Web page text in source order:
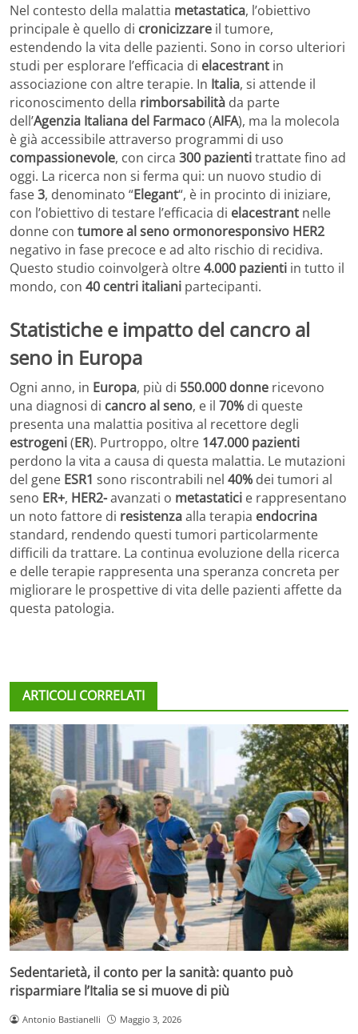
Nel contesto della malattia metastatica, l’obiettivo
principale è quello di cronicizzare il tumore,
estendendo la vita delle pazienti. Sono in corso ulteriori
studi per esplorare l’efficacia di elacestrant in
associazione con altre terapie. In Italia, si attende il
riconoscimento della rimborsabilità da parte
dell’Agenzia Italiana del Farmaco(AIFA), ma la molecola
è già accessibile attraverso programmi di uso
compassionevole, con circa 300 pazientitrattate fino ad
oggi. La ricerca non si ferma qui: un nuovo studio di
fase3, denominato “Elegant“, è in procinto di iniziare,
con l’obiettivo di testare l’efficacia di elacestrant nelle
donne con tumore al seno ormonoresponsivo HER2
negativo in fase precoce e ad alto rischio di recidiva.
Questo studio coinvolgerà oltre4.000 pazienti in tutto il
mondo, con 40 centri italiani partecipanti.
Statistiche e impatto del cancro al
seno in Europa
Ogni anno, in Europa, più di 550.000 donne ricevono
una diagnosi di cancro al seno, e il 70% di queste
presenta una malattia positiva al recettore degli
estrogeni(ER). Purtroppo, oltre 147.000 pazienti
perdono la vita a causa di questa malattia. Le mutazioni
del gene ESR1 sono riscontrabili nel 40% dei tumori al
seno ER+, HER2-avanzati o metastatici e rappresentano
un noto fattore di resistenzaalla terapia endocrina
standard, rendendo questi tumori particolarmente
difficili da trattare. La continua evoluzione della ricerca
e delle terapie rappresenta una speranza concreta per
migliorare le prospettive di vita delle pazienti affette da
questa patologia.
ARTICOLI CORRELATI
Sedentarietà, il conto per la sanità: quanto può
risparmiare l’Italia se si muove di più
Antonio Bastianelli Maggio 3, 2026